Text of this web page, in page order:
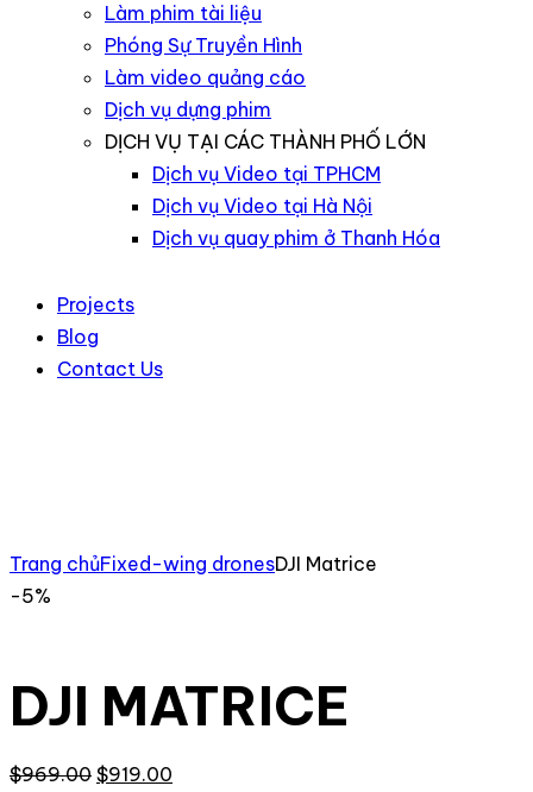
Làm phim tài liệu
Phóng Sự Truyền Hình
Làm video quảng cáo
Dịch vụ dựng phim
DỊCH VỤ TẠI CÁC THÀNH PHỐ LỚN
Dịch vụ Video tại TPHCM
Dịch vụ Video tại Hà Nội
Dịch vụ quay phim ở Thanh Hóa
Projects
Blog
Contact Us
Trang chủFixed-wing dronesDJI Matrice
-5%
DJI MATRICE
$969.00 Giá
$919.00